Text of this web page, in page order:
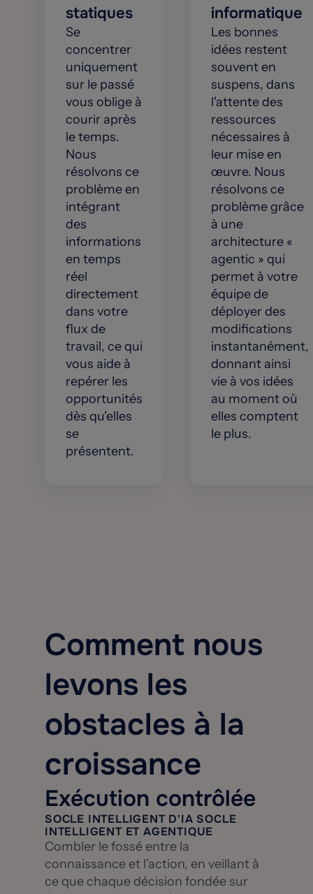
statiques
Se
concentrer
uniquement
sur le passé
vous oblige à
courir après
le temps.
Nous
résolvons ce
problème en
intégrant
des
informations
en temps
réel
directement
dans votre
flux de
travail, ce qui
vous aide à
repérer les
opportunités
dès qu'elles
se
présentent.
informatique
Les bonnes
idées restent
souvent en
suspens, dans
l'attente des
ressources
nécessaires à
leur mise en
œuvre. Nous
résolvons ce
problème grâce
à une
architecture «
agentic » qui
permet à votre
équipe de
déployer des
modifications
instantanément,
donnant ainsi
vie à vos idées
au moment où
elles comptent
le plus.
Comment nous
levons les
obstacles à la
croissance
Exécution contrôlée
SOCLE INTELLIGENT D'IA SOCLE
INTELLIGENT ET AGENTIQUE
Combler le fossé entre la
connaissance et l'action, en veillant à
ce que chaque décision fondée sur